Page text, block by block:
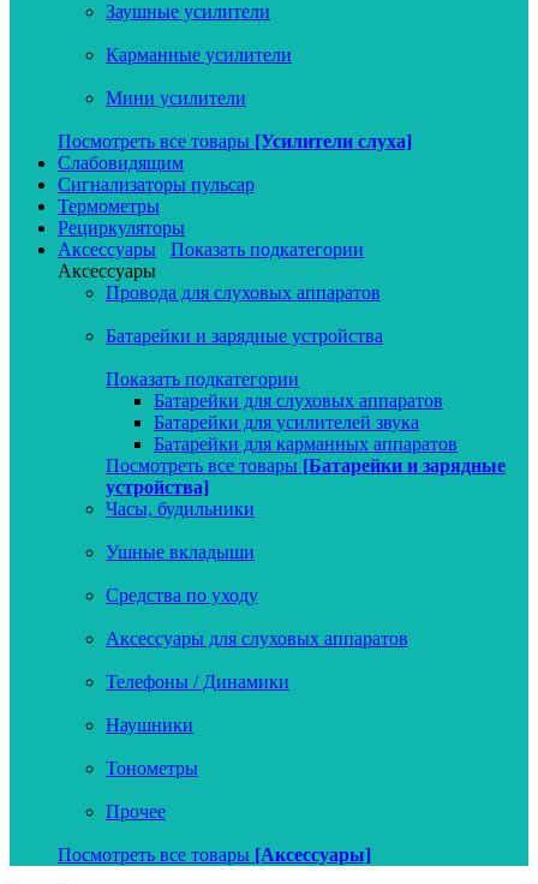
Заушные усилители
Карманные усилители
Мини усилители
Посмотреть все товары [Усилители слуха]
Слабовидящим
Сигнализаторы пульсар
Термометры
Рециркуляторы
Аксессуары
Показать подкатегории
Аксессуары
Провода для слуховых аппаратов
Батарейки и зарядные устройства
Показать подкатегории
Батарейки для слуховых аппаратов
Батарейки для усилителей звука
Батарейки для карманных аппаратов
Посмотреть все товары [Батарейки и зарядные
устройства]
Часы, будильники
Ушные вкладыши
Средства по уходу
Аксессуары для слуховых аппаратов
Телефоны / Динамики
Наушники
Тонометры
Прочее
Посмотреть все товары [Аксессуары]